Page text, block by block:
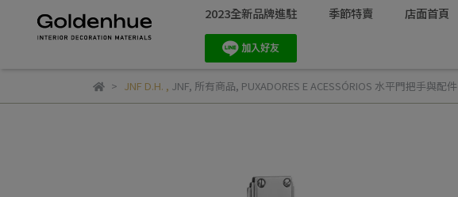
2023全新品牌進駐 季節特賣 店面首頁
JNF D.H. , JNF, 所有商品, PUXADORES E ACESSÓRIOS 水平門把手與配件